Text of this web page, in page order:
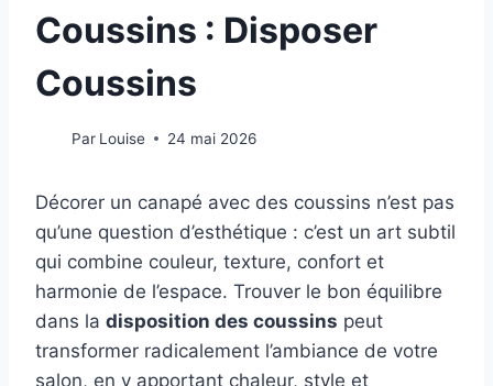
Coussins : Disposer
Coussins
Par Louise 24 mai 2026
Décorer un canapé avec des coussins n’est pas
qu’une question d’esthétique : c’est un art subtil
qui combine couleur, texture, confort et
harmonie de l’espace. Trouver le bon équilibre
dans la disposition des coussins peut
transformer radicalement l’ambiance de votre
salon, en y apportant chaleur, style et